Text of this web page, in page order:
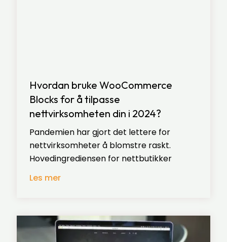
Hvordan bruke WooCommerce
Blocks for å tilpasse
nettvirksomheten din i 2024?
Pandemien har gjort det lettere for
nettvirksomheter å blomstre raskt.
Hovedingrediensen for nettbutikker
Les mer